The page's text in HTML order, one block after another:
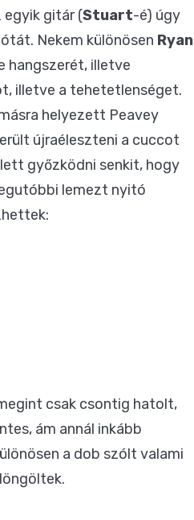
egyik gitár (Stuart-é) úgy
Nekem különösen Ryan
hangszerét, illetve
illetve a tehetetlenséget.
helyezett Peavey
újraéleszteni a cuccot
győzködni senkit, hogy
lemezt nyitó
csak csontig hatolt,
ám annál inkább
a dob szólt valami